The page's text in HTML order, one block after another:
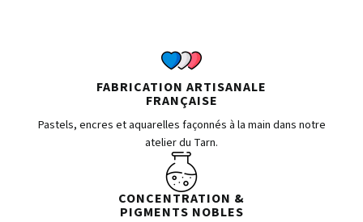
FABRICATION ARTISANALE
FRANÇAISE
Pastels, encres et aquarelles façonnés à la main dans notre
atelier du Tarn.
CONCENTRATION &
PIGMENTS NOBLES